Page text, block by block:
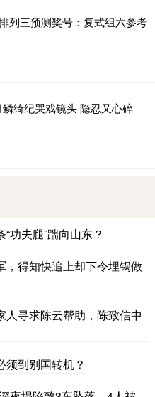
列三预测奖号：复式组六参考
绮纪哭戏镜头 隐忍又心碎
功夫腿”踹向山东？
，得知快追上却下令埋锅做
寻求陈云帮助，陈致信中
须到别国转机？